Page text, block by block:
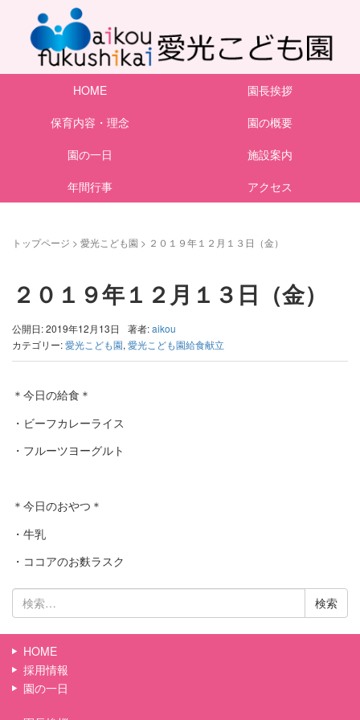
HOME
園長挨拶
保育内容・理念
園の概要
園の一日
施設案内
年間行事
アクセス
トップページ > 愛光こども園 > ２０１９年１２月１３日（金）
２０１９年１２月１３日（金）
公開日: 2019年12月13日 著者:aikou
カテゴリー:愛光こども園, 愛光こども園給食献立
＊今日の給食＊
・ビーフカレーライス
・フルーツヨーグルト
＊今日のおやつ＊
・牛乳
・ココアのお麩ラスク
検
索:
HOME
採用情報
園の一日